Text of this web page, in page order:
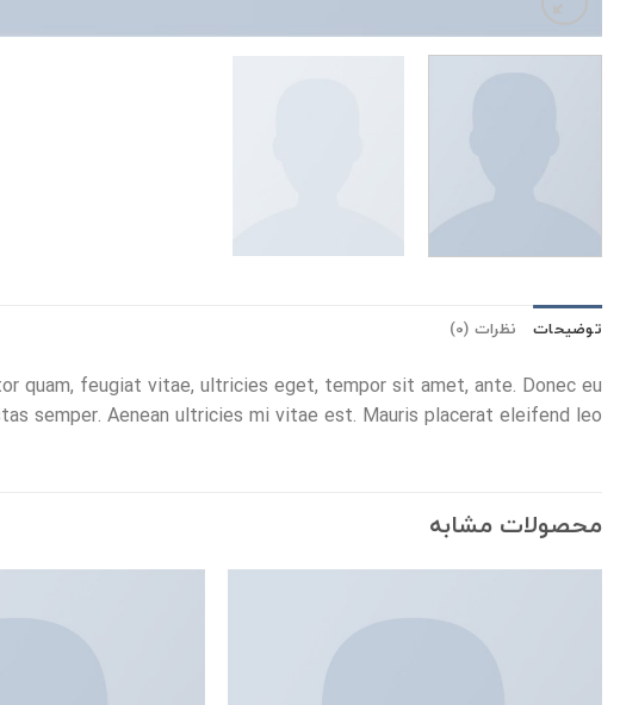
توضیحات نظرات (0)
quam, feugiat vitae, ultricies eget, tempor sit amet, ante. Donec eu
semper. Aenean ultricies mi vitae est. Mauris placerat eleifend leo.
محصولات مشابه